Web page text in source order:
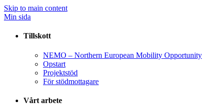
Skip to main content
Min sida
Tillskott
NEMO – Northern European Mobility Opportunity
Opstart
Projektstöd
För stödmottagare
Vårt arbete